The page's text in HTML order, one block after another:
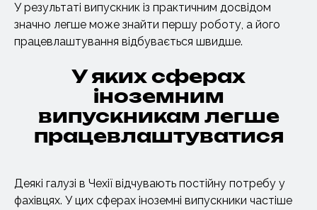
У результаті випускник із практичним досвідом
значно легше може знайти першу роботу, а його
працевлаштування відбувається швидше.
У яких сферах
іноземним
випускникам легше
працевлаштуватися
Деякі галузі в Чехії відчувають постійну потребу у
фахівцях. У цих сферах іноземні випускники частіше